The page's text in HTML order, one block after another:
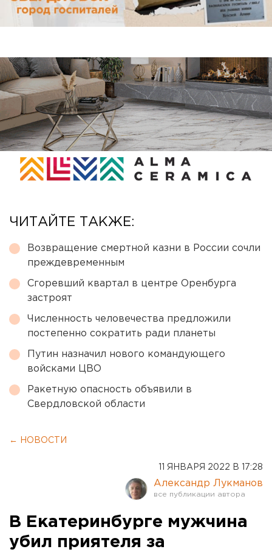
ЧИТАЙТЕ ТАКЖЕ:
Возвращение смертной казни в России сочли
преждевременным
Сгоревший квартал в центре Оренбурга
застроят
Численность человечества предложили
постепенно сократить ради планеты
Путин назначил нового командующего
войсками ЦВО
Ракетную опасность объявили в
Свердловской области
← НОВОСТИ
11 ЯНВАРЯ 2022 В 17:28
Александр Лукманов
В Екатеринбурге мужчина
убил приятеля за